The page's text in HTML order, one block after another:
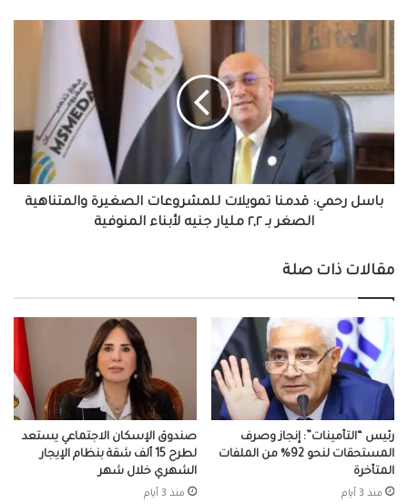
رحمي:
تمويلات
للمشروعات
والمتناهية
بـ
المنوفية
باسل رحمي: قدمنا تمويلات للمشروعات الصغيرة والمتناهية
الصغر بـ ٢,٢ مليار جنيه لأبناء المنوفية
مقالات ذات صلة
رئيس “التأمينات”: إنجاز وصرف
المستحقات لنحو 92% من الملفات
المتأخرة
منذ 3 أيام
صندوق الإسكان الاجتماعي يستعد
لطرح 15 ألف شقة بنظام الإيجار
الشهري خلال شهر
منذ 3 أيام